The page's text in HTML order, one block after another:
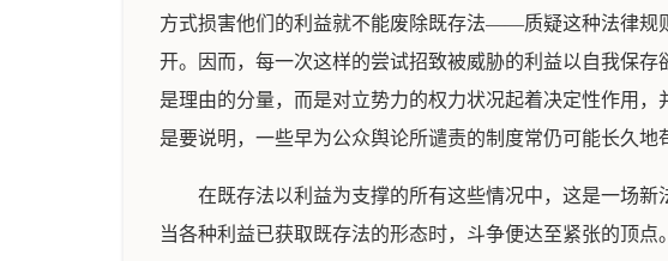
方式损害他们的利益就不能废除既存法——质疑这种法律规
开。因而，每一次这样的尝试招致被威胁的利益以自我保
是理由的分量，而是对立势力的权力状况起着决定性作用
是要说明，一些早为公众舆论所谴责的制度常仍可能长久
在既存法以利益为支撑的所有这些情况中，这是一场
当各种利益已获取既存法的形态时，斗争便达至紧张的顶